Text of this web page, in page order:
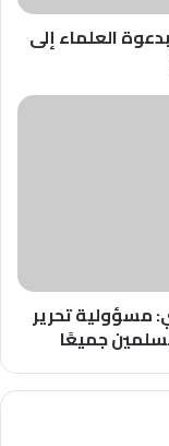
العلماء إلى
مسؤولية تحرير
جميعًا